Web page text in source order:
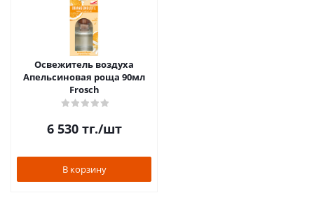
Освежитель воздуха
Апельсиновая роща 90мл
Frosch
6 530тг./шт
В корзину